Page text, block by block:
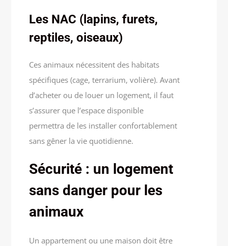
Les NAC (lapins, furets,
reptiles, oiseaux)
Ces animaux nécessitent des habitats
spécifiques (cage, terrarium, volière). Avant
d’acheter ou de louer un logement, il faut
s’assurer que l’espace disponible
permettra de les installer confortablement
sans gêner la vie quotidienne.
Sécurité : un logement
sans danger pour les
animaux
Un appartement ou une maison doit être